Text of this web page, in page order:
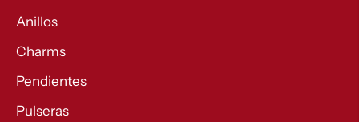
Anillos
Charms
Pendientes
Pulseras